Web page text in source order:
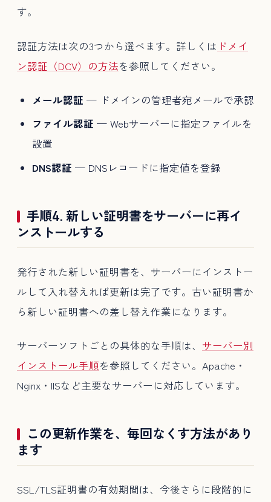
す。
認証方法は次の3つから選べます。詳しくは ドメイ
ン認証（DCV）の方法を参照してください。
メール認証 — ドメインの管理者宛メールで承認
ファイル認証 — Webサーバーに指定ファイルを
設置
DNS認証 — DNSレコードに指定値を登録
手順4. 新しい証明書をサーバーに再イ
ンストールする
発行された新しい証明書を、サーバーにインストー
ルして入れ替えれば更新は完了です。古い証明書か
ら新しい証明書への差し替え作業になります。
サーバーソフトごとの具体的な手順は、 サーバー別
インストール手順を参照してください。Apache・
Nginx・IISなど主要なサーバーに対応しています。
この更新作業を、毎回なくす方法があり
ます
SSL/TLS証明書の有効期間は、今後さらに段階的に